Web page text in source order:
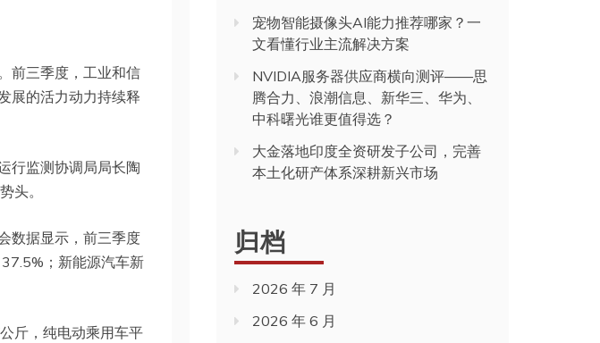
前三季度，工业和信
展的活力动力持续释
行监测协调局局长陶
头。
数据显示，前三季度
；新能源汽车新
斤，纯电动乘用车平
宠物智能摄像头AI能力推荐哪家？一
文看懂行业主流解决方案
NVIDIA服务器供应商横向测评——思
腾合力、浪潮信息、新华三、华为、
中科曙光谁更值得选？
大金落地印度全资研发子公司，完善
本土化研产体系深耕新兴市场
归档
2026 年 7 月
2026 年 6 月